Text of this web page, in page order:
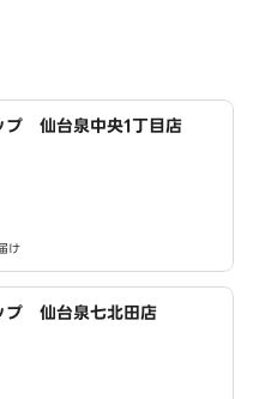
プ 仙台泉中央1丁目店
け
プ 仙台泉七北田店